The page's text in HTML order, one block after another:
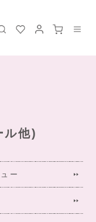
ル他)
ー